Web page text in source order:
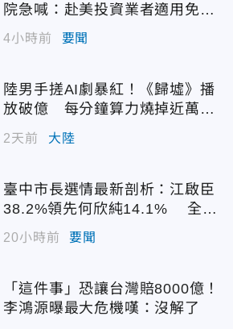
院急喊：赴美投資業者適用免稅
配額
4小時前 要聞
陸男手搓AI劇暴紅！《歸墟》播
放破億 每分鐘算力燒掉近萬台
2天前 大陸
臺中市長選情最新剖析：江啟臣
38.2%領先何欣純14.1% 全世
代支持度全面居首
20小時前 要聞
「這件事」恐讓台灣賠8000億！
李鴻源曝最大危機嘆：沒解了